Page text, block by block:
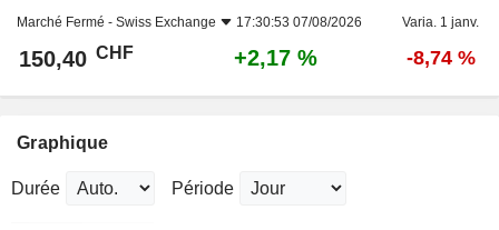
Marché Fermé - Swiss Exchange 17:30:53 07/08/2026 Varia. 1 janv.
150,40 CHF +2,17 % -8,74 %
Graphique
Durée Période